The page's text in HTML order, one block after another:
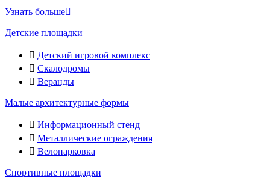
Узнать больше
Детские площадки
Детский игровой комплекс
Скалодромы
Веранды
Малые архитектурные формы
Информационный стенд
Металлические ограждения
Велопарковка
Спортивные площадки